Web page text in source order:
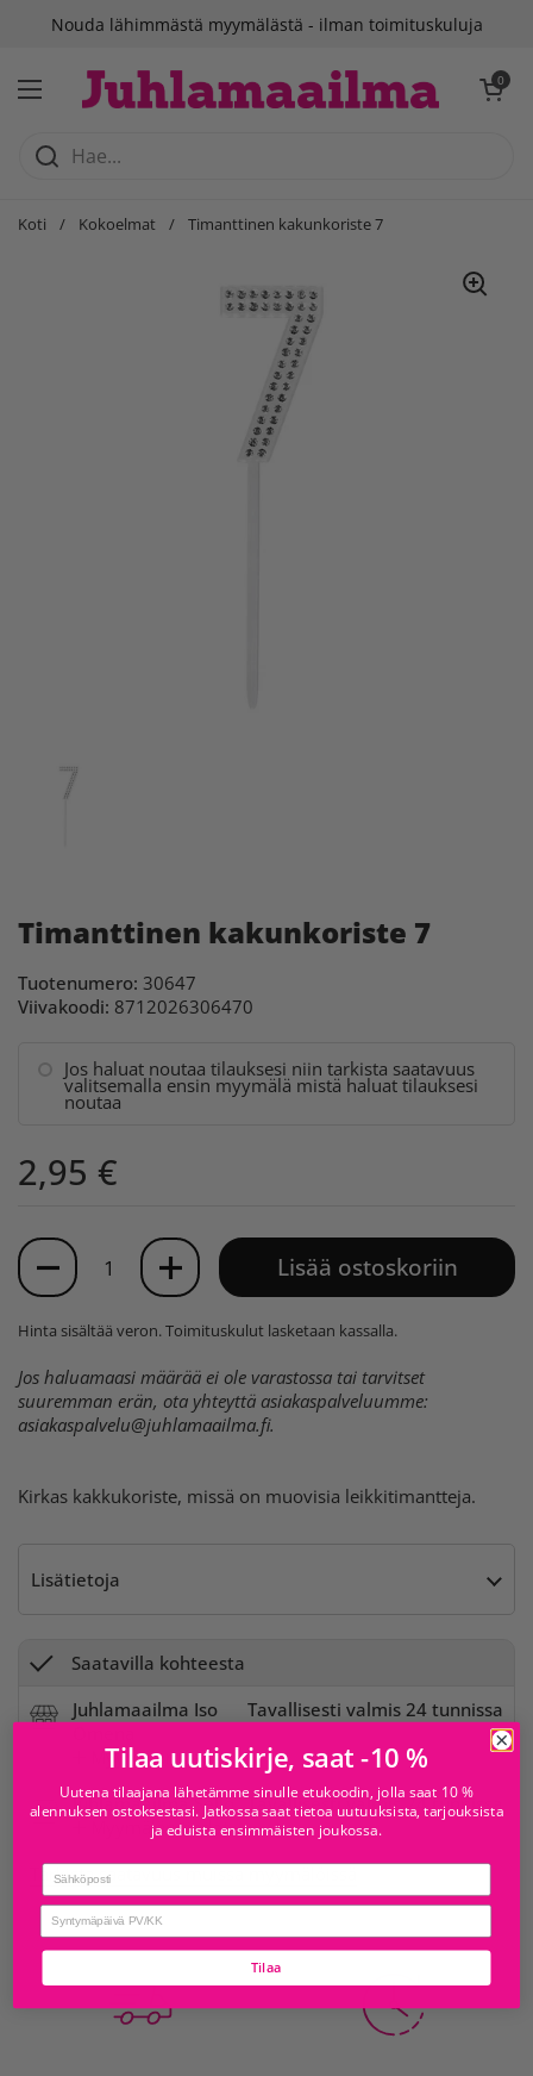
Siirry sisältöön
Nouda lähimmästä myymälästä - ilman toimituskuluja
Avaa valikko
Avaa 0
Koti / Kokoelmat / Timanttinen kakunkoriste 7
Timanttinen kakunkoriste 7
Tuotenumero: 30647
Viivakoodi: 8712026306470
Jos haluat noutaa tilauksesi niin tarkista saatavuus
valitsemalla ensin myymälä mistä haluat tilauksesi
noutaa
2,95 €
Määrä
Lisää ostoskoriin
Hinta sisältää veron.Toimituskulut lasketaan kassalla.
Jos haluamaasi määrää ei ole varastossa tai tarvitset
suuremman erän, ota yhteyttä asiakaspalveluumme:
asiakaspalvelu@juhlamaailma.fi.
Kirkas kakkukoriste, missä on muovisia leikkitimantteja.
Lisätietoja
Saatavilla kohteesta
Juhlamaailma Iso
Myymälän tiedot
Tavallisesti valmis 24 tunnissa
Juhlamaailma Sello
Myymälän tiedot
Tavallisesti valmis 24 tunnissa
Tarkista saatavuus muissa myymälöissä
Tilaa uutiskirje, saat -10 %
Uutena tilaajana lähetämme sinulle etukoodin, jolla saat 10 %
alennuksen ostoksestasi. Jatkossa saat tietoa uutuuksista, tarjouksista
ja eduista ensimmäisten joukossa.
Email
birthday
Tilaa